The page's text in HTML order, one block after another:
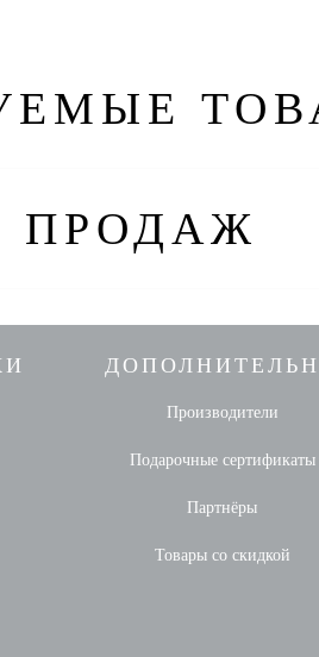
ПРОДАЖ
Производители
Подарочные сертификаты
Партнёры
Товары со скидкой